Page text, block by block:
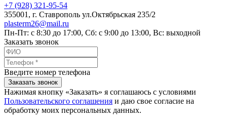
+7 (928) 321-95-54
355001 , г. Ставрополь ул.Октябрьская 235/2
plasterm26@mail.ru
Пн-Пт: с 8:30 до 17:00, Сб: с 9:00 до 13:00, Вс: выходной
Заказать звонок
Введите номер телефона
Заказать звонок
Нажимая кнопку «Заказать» я соглашаюсь с условиями
Пользовательского соглашения и даю свое согласие на
обработку моих персональных данных.